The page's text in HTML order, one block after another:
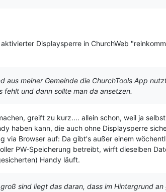
Displaysperre in ChurchWeb
aus meiner Gemeinde die ChurchTools App
und dann sollte man da ansetzen.
greift zu kurz.... allein schon, weil ja
haben kann, die auch ohne Displaysperre
via Browser auf: Da gibt's außer einem
PW-Speicherung betreibt, wirft dieselben
Handy läuft.
sind liegt das daran, dass im Hintergrund